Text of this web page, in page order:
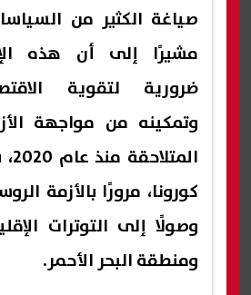
صياغة الكثير من
مشيرًا إلى أن هذه
ضرورية لتقوية
وتمكينه من مواجهة
كورونا، مرورًا بالأزمة
وصولًا إلى التوترات
ومنطقة البحر الأحمر.